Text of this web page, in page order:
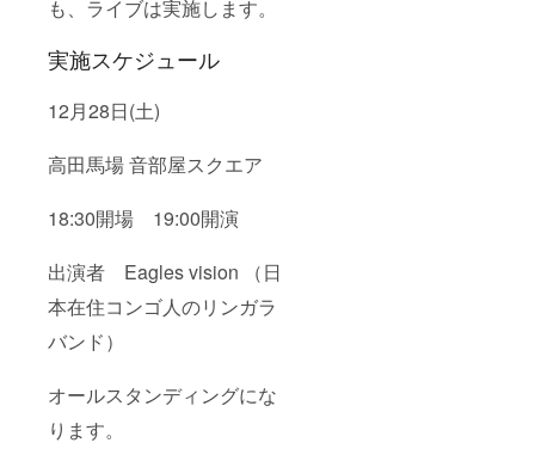
も、ライブは実施します。
実施スケジュール
12月28日(土)
高田馬場 音部屋スクエア
18:30開場 19:00開演
出演者 Eagles vision （日
本在住コンゴ人のリンガラ
バンド）
オールスタンディングにな
ります。